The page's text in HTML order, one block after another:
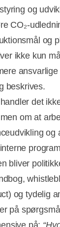
og
CO₂-
og
ikke kun
beskrives.
det
om at
bliver
og tydelig
på